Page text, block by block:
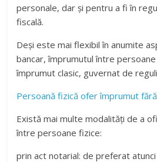
personale, dar și pentru a fi în
fiscală.
Deși este mai flexibil în anumite
bancar, împrumutul între
împrumut clasic, guvernat de
Persoană fizică ofer împrumut
Există mai multe modalități de a
între persoane fizice:
prin act notarial: de preferat atunci